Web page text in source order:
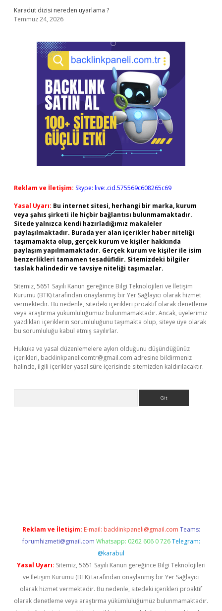
Karadut dizisi nereden uyarlama ?
Temmuz 24, 2026
Reklam ve İletişim: Skype: live:.cid.575569c608265c69
Yasal Uyarı: Bu internet sitesi, herhangi bir marka, kurum
veya şahıs şirketi ile hiçbir bağlantısı bulunmamaktadır.
Sitede yalnızca kendi hazırladığımız makaleler
paylaşılmaktadır. Burada yer alan içerikler haber niteliği
taşımamakta olup, gerçek kurum ve kişiler hakkında
paylaşım yapılmamaktadır. Gerçek kurum ve kişiler ile isim
benzerlikleri tamamen tesadüfidir. Sitemizdeki bilgiler
taslak halindedir ve tavsiye niteliği taşımazlar.
Sitemiz, 5651 Sayılı Kanun gereğince Bilgi Teknolojileri ve İletişim
Kurumu (BTK) tarafından onaylanmış bir Yer Sağlayıcı olarak hizmet
vermektedir. Bu nedenle, sitedeki içerikleri proaktif olarak denetleme
veya araştırma yükümlülüğümüz bulunmamaktadır. Ancak, üyelerimiz
yazdıkları içeriklerin sorumluluğunu taşımakta olup, siteye üye olarak
bu sorumluluğu kabul etmiş sayılırlar.
Hukuka ve yasal düzenlemelere aykırı olduğunu düşündüğünüz
içerikleri, backlinkpanelicomtr@gmail.com adresine bildirmeniz
halinde, ilgili içerikler yasal süre içerisinde sitemizden kaldırılacaktır.
Reklam ve İletişim: E-mail: backlinkpaneli@gmail.com Teams:
forumhizmeti@gmail.com Whatsapp: 0262 606 0 726 Telegram:
@karabul
Yasal Uyarı: Sitemiz, 5651 Sayılı Kanun gereğince Bilgi Teknolojileri
ve İletişim Kurumu (BTK) tarafından onaylanmış bir Yer Sağlayıcı
olarak hizmet vermektedir. Bu nedenle, sitedeki içerikleri proaktif
olarak denetleme veya araştırma yükümlülüğümüz bulunmamaktadır.